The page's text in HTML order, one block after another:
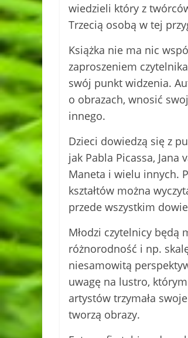
wiedzieli który z
Trzecią osobą w tej
Książka nie ma nic
zaproszeniem
swój punkt widzenia.
o obrazach, wnosić
innego.
Dzieci dowiedzą się z
jak Pabla Picassa, Jana
Maneta i wielu innych.
kształtów można
przede wszystkim
Młodzi czytelnicy będą
różnorodność i np.
niesamowitą
uwagę na lustro,
artystów trzymała
tworzą obrazy.